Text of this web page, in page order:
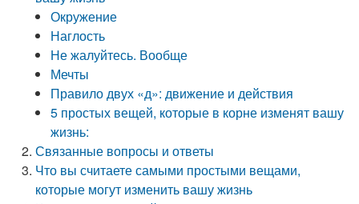
Окружение
Наглость
Не жалуйтесь. Вообще
Мечты
Правило двух «д»: движение и действия
5 простых вещей, которые в корне изменят вашу
жизнь:
Связанные вопросы и ответы
Что вы считаете самыми простыми вещами,
которые могут изменить вашу жизнь